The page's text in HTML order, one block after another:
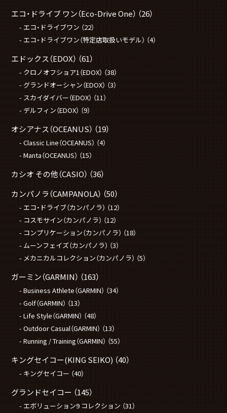
エコ・ドライブ ワン（Eco-Drive One） （26）
エコ・ドライブワン （22）
エコ・ドライブワン（特定店取扱いモデル） （4）
エドックス（EDOX） （61）
クロノオフショア1（EDOX） （38）
グランドオーシャン（EDOX） （3）
スカイダイバー（EDOX） （11）
デルフィン（EDOX） （9）
オシアナス（OCEANUS） （19）
Classic Line（OCEANUS） （4）
Manta（OCEANUS） （15）
カシオ その他（CASIO） （36）
カンパノラ（CAMPANOLA） （50）
エコ・ドライブ（カンパノラ） （12）
コスモサイン（カンパノラ） （12）
コンプリケーション（カンパノラ） （18）
ムーンフェイズ（カンパノラ） （3）
メカニカルコレクション（カンパノラ） （5）
ガーミン（GARMIN） （163）
Business Athlete（GARMIN） （34）
Golf（GARMIN） （13）
Life Style（GARMIN） （48）
Outdoor Casual（GARMIN） （13）
Running / Training（GARMIN） （55）
キングセイコー(KING SEIKO) （40）
キングセイコー （40）
グランドセイコー （145）
エボリューション9 コレクション （31）